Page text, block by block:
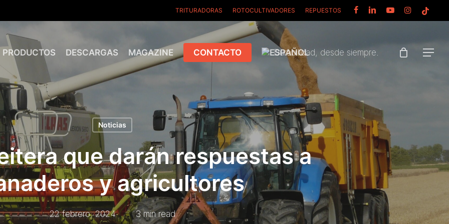
FACEBOOKLINKEDINYOUTUBEINSTAGRAM
TIKTOK
TRITURADORAS ROTOCULTIVADORES REPUESTOS
PRODUCTOS DESCARGAS MAGAZINE CONTACTO Durabilidad, desde siempre. Menu
Noticias
que darán respuestas a
y agricultores
22 febrero, 2024 3 min read